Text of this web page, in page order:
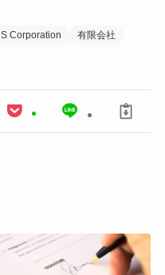
S Corporation
有限会社